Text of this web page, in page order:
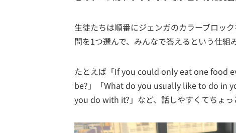
生徒たちは順番にジェンガのカラーブロッ
問を1つ選んで、みんなで答えるという仕組み
たとえば「If you could only eat one food
be?」「What do you usually like to do in
you do with it?」など、話しやすくてちょっ